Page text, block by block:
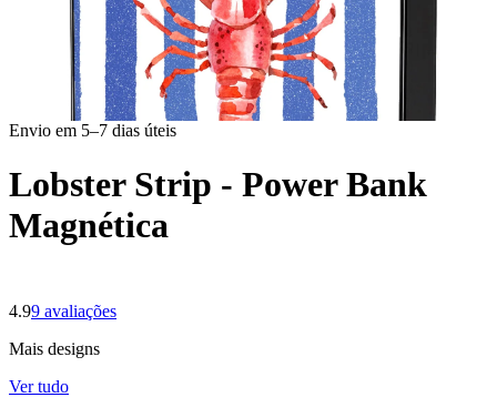
Envio em 5–7 dias úteis
Lobster Strip - Power Bank
Magnética
4.99 avaliações
Mais designs
Ver tudo